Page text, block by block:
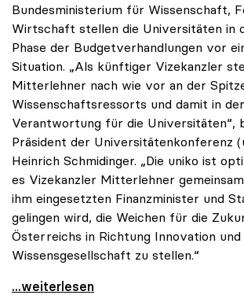
Bundesministerium für Wissenschaft,
Wirtschaft stellen die Universitäten in
Phase der Budgetverhandlungen vor
Situation. „Als künftiger Vizekanzler
Mitterlehner nach wie vor an der
Wissenschaftsressorts und damit in der
Verantwortung für die Universitäten“,
Präsident der Universitätenkonferenz
Heinrich Schmidinger. „Die uniko ist
es Vizekanzler Mitterlehner
ihm eingesetzten Finanzminister und
gelingen wird, die Weichen für die
Österreichs in Richtung Innovation und
Wissensgesellschaft zu stellen.“
uniko: Regierungsumbildung als
...weiterlesen